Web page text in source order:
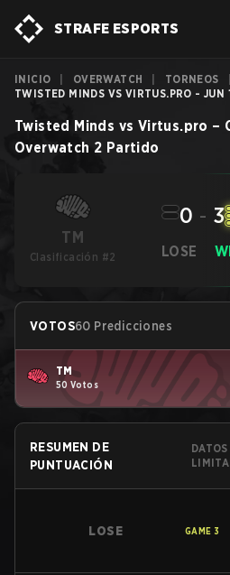
STRAFE ESPORTS
INICIO OVERWATCH TORNEOS
TWISTED MINDS VS VIRTUS.PRO - JUN
Twisted Minds vs Virtus.pro –
Overwatch 2 Partido
TM
Clasificación #2 LOSE
0 - 3
VOTOS60 Predicciones
TM
50 Votos
RESUMEN DE
PUNTUACIÓN
LOSE GAME 3